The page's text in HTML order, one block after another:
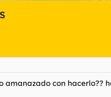
amanazado con hacerlo??